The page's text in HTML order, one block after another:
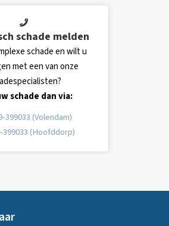
schade melden
schade en wilt u
met een van onze
schade dan via:
399033 (Volendam)
(Hoofddorp)